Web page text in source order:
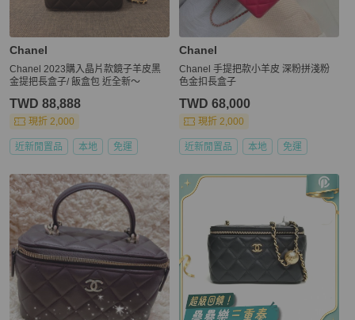
Chanel
Chanel 2023購入晶片款鏡子羊皮黑
金提把長盒子/ 飯盒包 近全新～
TWD 88,888
現折 2,000
近新閒置品 本地 免運
Chanel
Chanel 手提把款小羊皮 深粉拼淺粉
色金扣長盒子
TWD 68,000
現折 2,000
近新閒置品 本地 免運